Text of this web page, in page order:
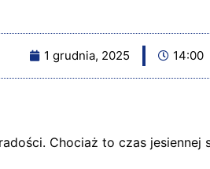
1 grudnia, 2025 14:00
Chociaż to czas jesiennej